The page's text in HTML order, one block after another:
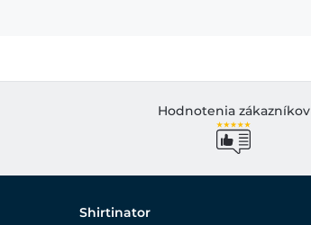
Hodnotenia zákazníkov
Shirtinator